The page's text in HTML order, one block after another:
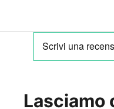
Lasciamo